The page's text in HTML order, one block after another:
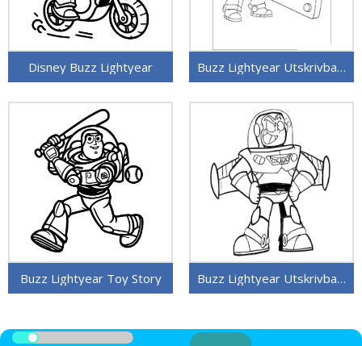
Disney Buzz Lightyear Buzz Lightyear Utskrivbart Bilde
Buzz Lightyear Toy Story Buzz Lightyear Utskrivbar for Barn